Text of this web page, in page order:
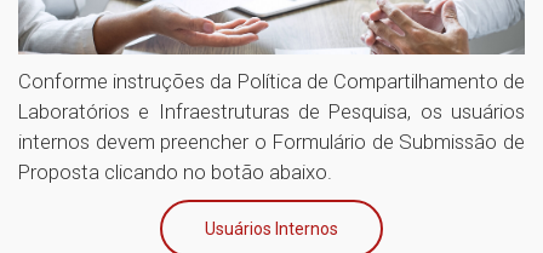
Conforme instruções da Política de Compartilhamento de
Laboratórios e Infraestruturas de Pesquisa, os usuários
internos devem preencher o Formulário de Submissão de
Proposta clicando no botão abaixo.
Usuários Internos